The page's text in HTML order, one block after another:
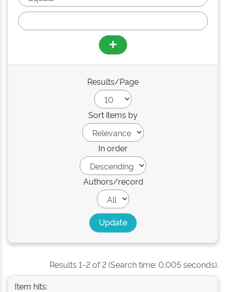
Results/Page
Sort items by
In order
Authors/record
Results 1-2 of 2 (Search time: 0.005 seconds).
Item hits: